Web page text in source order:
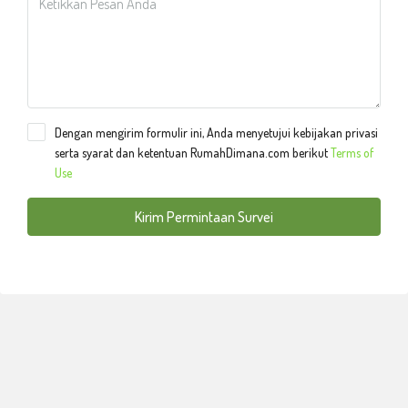
Dengan mengirim formulir ini, Anda menyetujui kebijakan privasi
serta syarat dan ketentuan RumahDimana.com berikutTerms of
Use
Kirim Permintaan Survei